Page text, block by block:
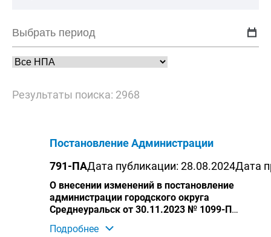
Результаты поиска: 2968
Постановление Администрации
791-ПАДата публикации: 28.08.2024Дата
О внесении изменений в постановление
администрации городского округа
Среднеуральск от 30.11.2023 № 1099-ПА
автомобильных дорог общего
Подробнее